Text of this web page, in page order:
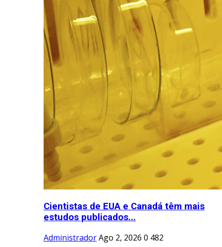
Cientistas de EUA e Canadá têm mais
estudos publicados...
AdministradorAgo 2, 2026 0 482